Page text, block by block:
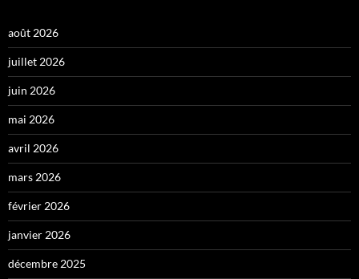
août 2026
juillet 2026
juin 2026
mai 2026
avril 2026
mars 2026
février 2026
janvier 2026
décembre 2025